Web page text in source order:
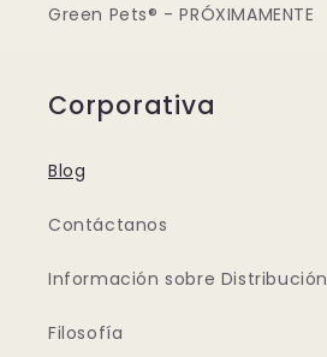
Green Pets® - PRÓXIMAMENTE
Corporativa
Blog
Contáctanos
Información sobre Distribución
Filosofía